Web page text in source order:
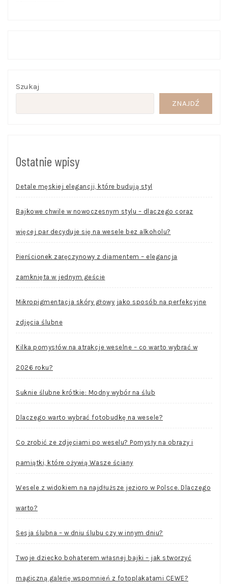
Szukaj
ZNAJDŹ
Ostatnie wpisy
Detale męskiej elegancji, które budują styl
Bajkowe chwile w nowoczesnym stylu – dlaczego coraz
więcej par decyduje się na wesele bez alkoholu?
Pierścionek zaręczynowy z diamentem – elegancja
zamknięta w jednym geście
Mikropigmentacja skóry głowy jako sposób na perfekcyjne
zdjęcia ślubne
Kilka pomysłów na atrakcje weselne – co warto wybrać w
2026 roku?
Suknie ślubne krótkie: Modny wybór na ślub
Dlaczego warto wybrać fotobudkę na wesele?
Co zrobić ze zdjęciami po weselu? Pomysły na obrazy i
pamiątki, które ożywią Wasze ściany
Wesele z widokiem na najdłuższe jezioro w Polsce. Dlaczego
warto?
Sesja ślubna – w dniu ślubu czy w innym dniu?
Twoje dziecko bohaterem własnej bajki – jak stworzyć
magiczną galerię wspomnień z fotoplakatami CEWE?